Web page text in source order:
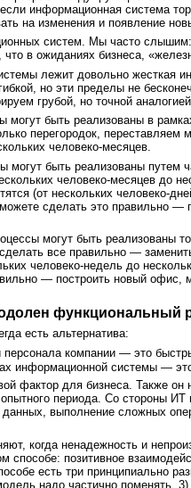
информационная система
на изменения и появление
систем. Мы часто
в ожиданиях бизнеса,
лежит довольно
но эти пределы не
грубой, но точной
могут быть реализованы в
перегородок,
человеко-месяцев.
могут быть реализованы
человеко-месяцев до
(от нескольких человеко-
сделать это правильно
могут быть
все правильно —
человеко-недель до
— построить новый
функциональный
есть альтернатива:
компании — это
информационной системы —
фактор для бизнеса. Также он
периода. Со стороны
выполнение сложных
когда ненадежность и
позитивное
есть три принципиально
надо частично поменять, 3)